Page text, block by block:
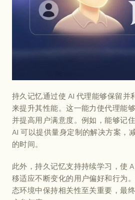
持久记忆通过使 AI 代理能够保留并
来提升其性能。这一能力使代理能
并提高用户满意度。例如，能够记
AI 可以提供量身定制的解决方案，
的时间。
此外，持久记忆支持持续学习，使
移适应不断变化的用户偏好和行为
态环境中保持相关性至关重要，最